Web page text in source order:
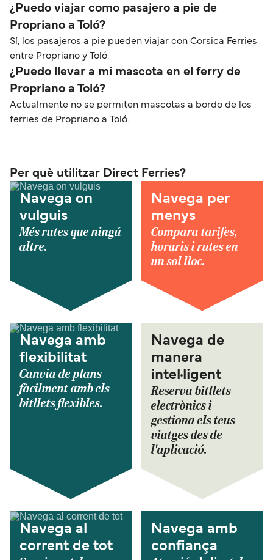
¿Puedo viajar como pasajero a pie de
Propriano a Toló?
Sí, los pasajeros a pie pueden viajar con Corsica Ferries
entre Propriano y Toló.
¿Puedo llevar a mi mascota en el ferry de
Propriano a Toló?
Actualmente no se permiten mascotas a bordo de los
ferries de Propriano a Toló.
Per què utilitzar Direct Ferries?
Navega on
vulguis
Més rutes que ningú
altre.
Navega per
menys
Compara tarifes,
horaris i rutes en
un sol lloc.
Navega amb
flexibilitat
Canvia de plans
fàcilment amb els
bitllets flexibles.
Navega de
manera
intel·ligent
Reserva bitllets
electrònics i
gestiona els teus
viatges des de
l'aplicació.
Navega al
corrent de tot
Navega amb
confiança